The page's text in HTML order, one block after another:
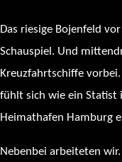
Das riesige Bojenfeld
Schauspiel. Und
Kreuzfahrtschiffe
fühlt sich wie ein Statist
Heimathafen Hamburg
Nebenbei arbeiteten